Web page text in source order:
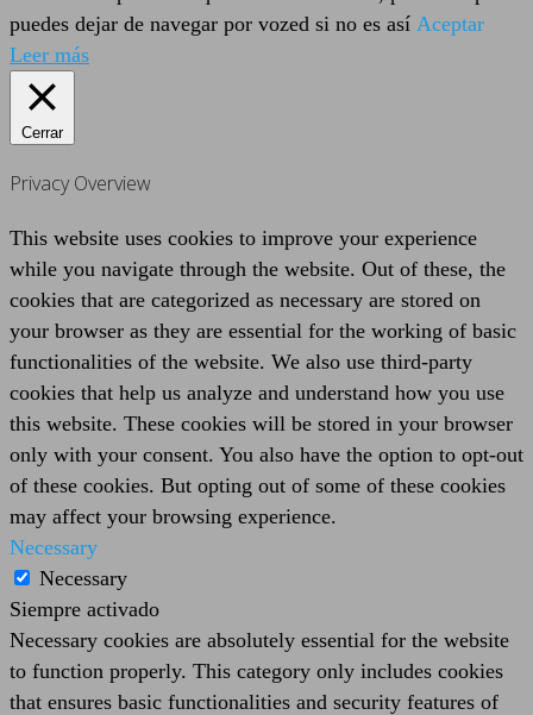
puedes dejar de navegar por vozed si no es así Aceptar
Leer más
Cerrar
Privacy Overview
This website uses cookies to improve your experience
while you navigate through the website. Out of these, the
cookies that are categorized as necessary are stored on
your browser as they are essential for the working of basic
functionalities of the website. We also use third-party
cookies that help us analyze and understand how you use
this website. These cookies will be stored in your browser
only with your consent. You also have the option to opt-out
of these cookies. But opting out of some of these cookies
may affect your browsing experience.
Necessary
Necessary
Siempre activado
Necessary cookies are absolutely essential for the website
to function properly. This category only includes cookies
that ensures basic functionalities and security features of